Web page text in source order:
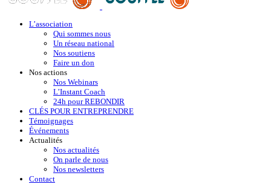
L’association
Qui sommes nous
Un réseau national
Nos soutiens
Faire un don
Nos actions
Nos Webinars
L’Instant Coach
24h pour REBONDIR
CLÉS POUR ENTREPRENDRE
Témoignages
Événements
Actualités
Nos actualités
On parle de nous
Nos newsletters
Contact